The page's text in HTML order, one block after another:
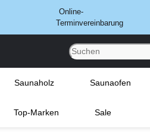
Online-
Terminvereinbarung
Saunaholz Saunaofen
Top-Marken Sale